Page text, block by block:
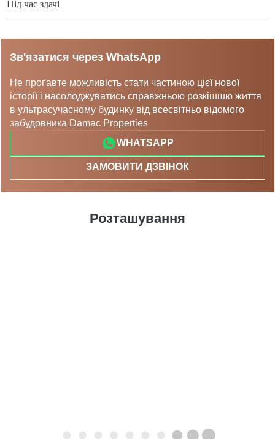
Під час здачі
Зв'язатися через WhatsApp
Не проґавте можливість стати частиною цієї нової
історії і насолоджуватись справжньою розкішшю життя
в ультрасучасному будинку від всесвітньо відомого
забудовника Damac Properties
WHATSAPP
ЗАМОВИТИ ДЗВІНОК
Розташування